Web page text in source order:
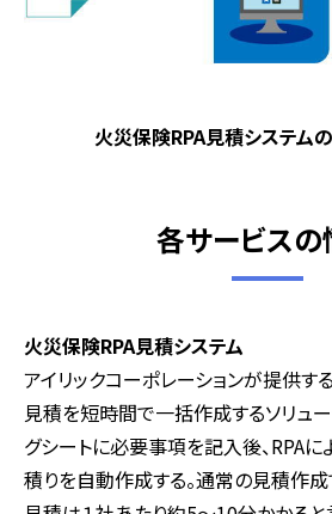
火災保険RPA見積システム
各サービスの
火災保険RPA見積システム
アイリックコーポレーションが提供す
見積を短時間で一括作成するソリュー
グシートに必要事項を記入後、RPA
積りを自動作成する。通常の見積作